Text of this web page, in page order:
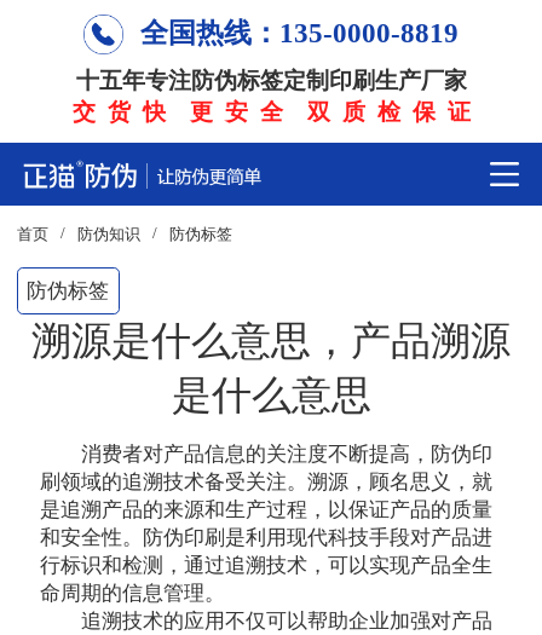
全国热线：135-0000-8819
十五年专注防伪标签定制印刷生产厂家
交 货 快 更 安 全 双 质 检 保 证
首页 / 防伪知识 / 防伪标签
防伪标签
溯源是什么意思，产品溯源
是什么意思
消费者对产品信息的关注度不断提高，防伪印
刷领域的追溯技术备受关注。溯源，顾名思义，就
是追溯产品的来源和生产过程，以保证产品的质量
和安全性。防伪印刷是利用现代科技手段对产品进
行标识和检测，通过追溯技术，可以实现产品全生
命周期的信息管理。
追溯技术的应用不仅可以帮助企业加强对产品